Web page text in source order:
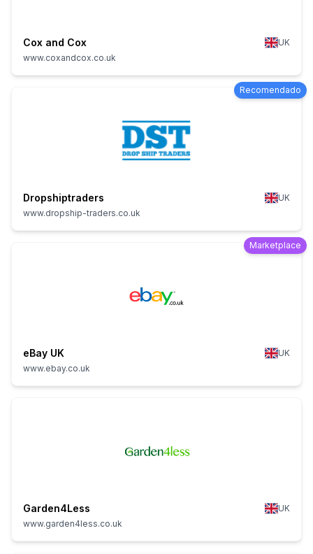
Cox and Cox
UK
www.coxandcox.co.uk
Recomendado
Dropshiptraders
UK
www.dropship-traders.co.uk
Marketplace
eBay UK
UK
www.ebay.co.uk
Garden4Less
UK
www.garden4less.co.uk